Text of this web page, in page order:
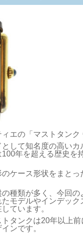
エの「マストタンク
して知名度の高い
年を超える歴史を
のケース形状をまと
種類が多く、今回
モデルやインデッ
ています。
タンクは20年以上
ンです。